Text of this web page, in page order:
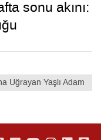
Uğrayan Yaşlı Adam
sonu akını: